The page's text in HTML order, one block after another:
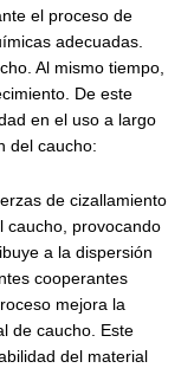
el proceso de
adecuadas.
Al mismo tiempo,
De este
en el uso a largo
del caucho:
de cizallamiento
caucho, provocando
a la dispersión
cooperantes
mejora la
de caucho. Este
del material